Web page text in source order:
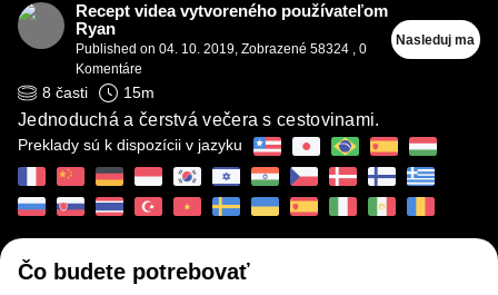
Recept videa vytvoreného používateľom
Ryan
Published on 04. 10. 2019, Zobrazené 58324 , 0
Komentáre
Nasleduj ma
8 časti 15m
Jednoduchá a čerstvá večera s cestovinami.
Preklady sú k dispozícii v jazyku
Čo budete potrebovať